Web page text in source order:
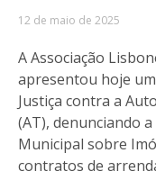
12 de maio de 2025
AAssociação
apresentou hoje
Justiça contra a
(AT), denunciando
Municipal sobre
contratos de